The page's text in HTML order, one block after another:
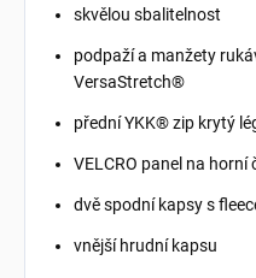
skvělou sbalitelnost
podpaží a manžety
VersaStretch®
přední YKK® zip krytý
VELCRO panel na horní
dvě spodní kapsy s
vnější hrudní kapsu